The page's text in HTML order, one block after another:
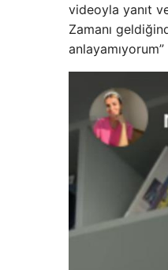
videoyla yanıt
Zamanı